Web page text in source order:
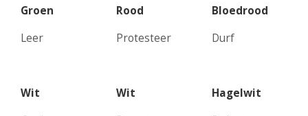
Groen
Leer
Wit
Rood
Protesteer
Wit
Bloedrood
Durf
Hagelwit